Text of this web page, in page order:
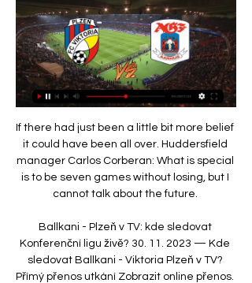
If there had just been a little bit more belief
it could have been all over. Huddersfield
manager Carlos Corberan: What is special
is to be seven games without losing, but I
cannot talk about the future.
Ballkani - Plzeň v TV: kde sledovat
Konferenční ligu živě? 30. 11. 2023 — Kde
sledovat Ballkani - Viktoria Plzeň v TV?
Přímý přenos utkání Zobrazit online přenos.